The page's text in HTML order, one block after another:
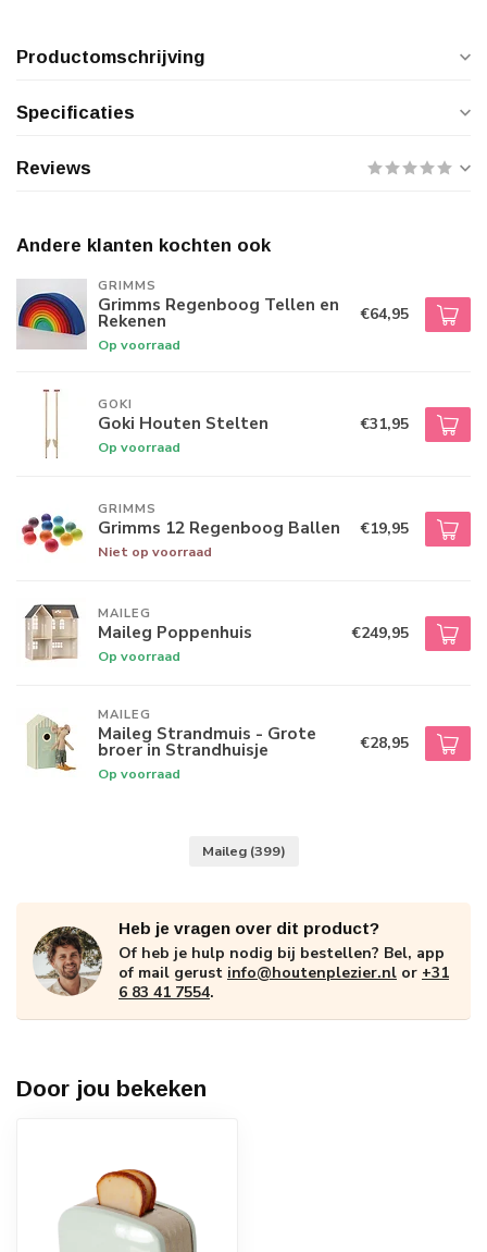
Productomschrijving
Specificaties
Reviews
Andere klanten kochten ook
GRIMMS
Grimms Regenboog Tellen en
Rekenen
Op voorraad
€64,95
GOKI
Goki Houten Stelten
Op voorraad
€31,95
GRIMMS
Grimms 12 Regenboog Ballen
Niet op voorraad
€19,95
MAILEG
Maileg Poppenhuis
Op voorraad
€249,95
MAILEG
Maileg Strandmuis - Grote
broer in Strandhuisje
Op voorraad
€28,95
Maileg (399)
Heb je vragen over dit product?
Of heb je hulp nodig bij bestellen? Bel, app
of mail gerust info@houtenplezier.nl or +31
6 83 41 7554.
Door jou bekeken